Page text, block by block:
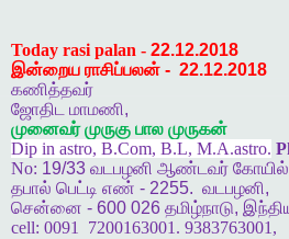
Today rasi palan - 22.12.2018
இன்றைய ராசிப்பலன் - 22.12.2018
கணித்தவர்
ஜோதிட
மாமணி,
முனைவர் முருகு பால முருகன்
Dip in astro, B.Com, B.L, M.A.astro.
No: 19/33 வடபழனி ஆண்டவர் கோயில்
தபால் பெட்டி எண் - 2255. வடபழனி,
சென்னை - 600 026 தமிழ்நாடு,
cell: 0091 7200163001. 9383763001,